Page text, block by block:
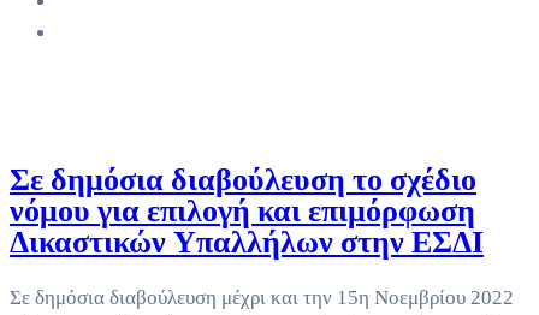
Σε δημόσια διαβούλευση το σχέδιο
νόμου για επιλογή και επιμόρφωση
Δικαστικών Υπαλλήλων στην ΕΣΔΙ
Σε δημόσια διαβούλευση μέχρι και την 15η Νοεμβρίου 2022